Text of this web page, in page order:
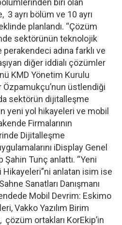
biri olan
3 ayrı bölüm ve 10 ayrı
planlandı. “Çözüm
sektörünün teknolojik
adına farklı ve
diğer iddialı çözümler
KMD Yönetim Kurulu
Özpamukçu’nun üstlendiği
sektörün dijitalleşme
yeni yol hikayeleri ve mobil
Firmalarının
Dijitalleşme
iDisplay Genel
Şahin Tunç anlattı. “Yeni
anlatan isim ise
Sanatları Danışmanı
Mobil Devrim: Eskimo
Vakko Yazılım Birim
ortakları KorEkip’in